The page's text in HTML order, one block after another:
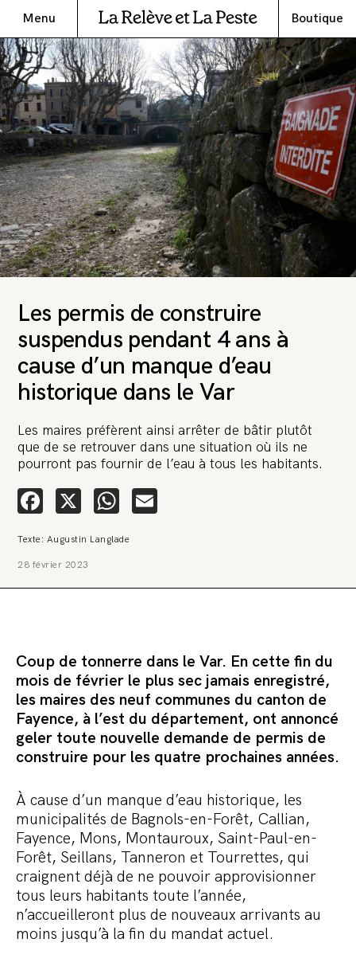
Menu Boutique
Les permis de construire
suspendus pendant 4 ans à
cause d’un manque d’eau
historique dans le Var
Les maires préfèrent ainsi arrêter de bâtir plutôt
que de se retrouver dans une situation où ils ne
pourront pas fournir de l’eau à tous les habitants.
Facebook
X WhatsApp
Texte: Augustin Langlade
28 février 2023
Coup de tonnerre dans le Var. En cette fin du
mois de février le plus sec jamais enregistré,
les maires des neuf communes du canton de
Fayence, à l’est du département, ont annoncé
geler toute nouvelle demande de permis de
construire pour les quatre prochaines années.
À cause d’un manque d’eau historique, les
municipalités de Bagnols-en-Forêt, Callian,
Fayence, Mons, Montauroux, Saint-Paul-en-
Forêt, Seillans, Tanneron et Tourrettes, qui
craignent déjà de ne pouvoir approvisionner
tous leurs habitants toute l’année,
n’accueilleront plus de nouveaux arrivants au
moins jusqu’à la fin du mandat actuel.
🚨 L’heure est grave. Une
multinationale tente d’anéantir La
Relève et La Peste 🤯
attaque en justice. Vous savez comment cela s’appelle ?
l’anonymat d’un habitant inquiet pour sa santé. Et aujourd’hui elle
Continuer de lire l’article
Commander le pack